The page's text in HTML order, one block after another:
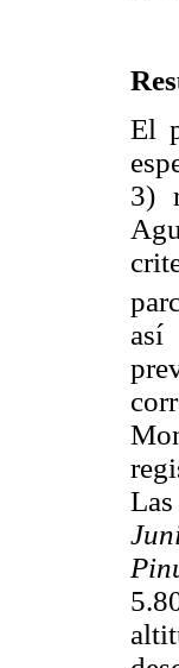
El
3)
así